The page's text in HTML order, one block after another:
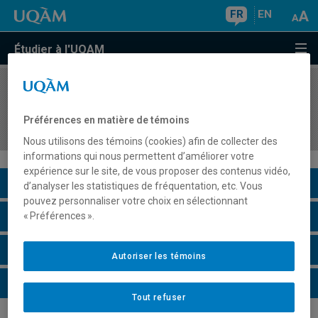
FR EN
Étudier à l'UQAM
COURS//
données (Honours thesis)
Description du cours
Horaire - Été 2026
Horaire - Automne 2026
Horaire - Hiver 2027
Préférences en matière de témoins
Nous utilisons des témoins (cookies) afin de collecter des
informations qui nous permettent d’améliorer votre
expérience sur le site, de vous proposer des contenus vidéo,
d’analyser les statistiques de fréquentation, etc. Vous
pouvez personnaliser votre choix en sélectionnant
« Préférences ».
Tout refuser
Autoriser les témoins